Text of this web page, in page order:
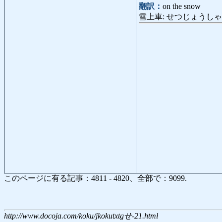
翻訳： on the snow
雪上車: せつじょうし
このページに有る記事：4811 - 4820、全部で：9099.
http://www.docoja.com/koku/jkokutxtgせ-21.html